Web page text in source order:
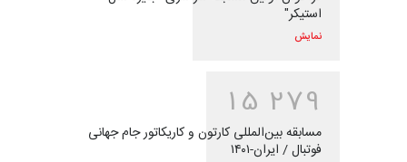
استیکر"
نمایش
15 279
مسابقه بین‌المللی کارتون و کاریکاتور جام جهانی
فوتبال / ایران-۱۴۰۱